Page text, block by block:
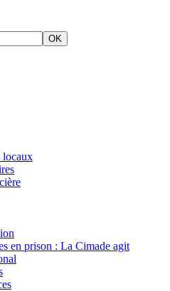
OK
locaux
en prison : La Cimade agit